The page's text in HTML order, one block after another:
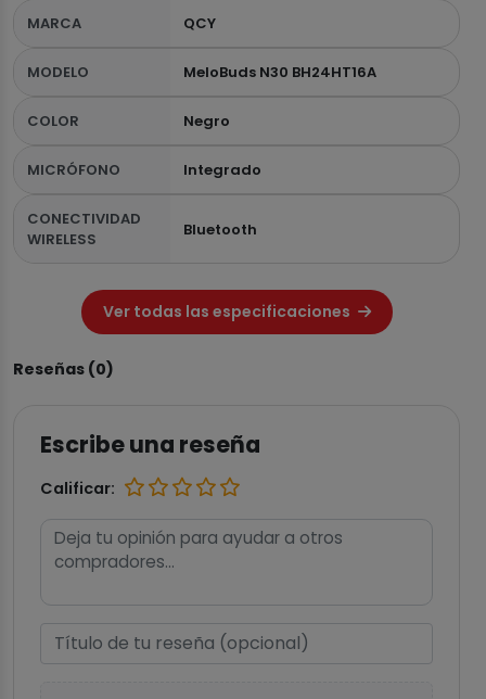
MARCA QCY
MODELO MeloBuds N30 BH24HT16A
COLOR Negro
MICRÓFONO Integrado
CONECTIVIDAD
WIRELESS
Bluetooth
Ver todas las especificaciones
Reseñas (0)
Escribe una reseña
Calificar: